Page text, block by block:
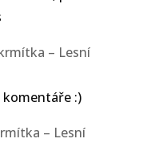
– Lesní
komentáře :)
– Lesní